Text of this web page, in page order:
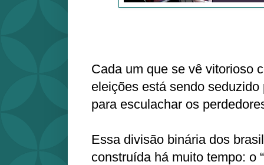
Cada um que se vê vitorioso
eleições está sendo
para esculachar os
Essa divisão binária dos
construída há muito tempo: o